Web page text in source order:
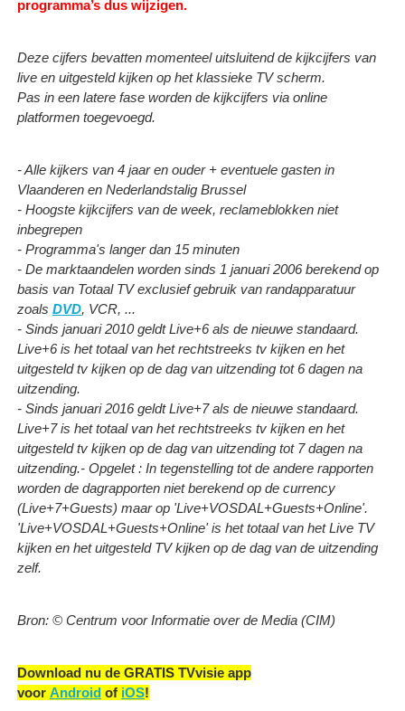
programma’s dus wijzigen.
Deze cijfers bevatten momenteel uitsluitend de kijkcijfers van
live en uitgesteld kijken op het klassieke TV scherm.
Pas in een latere fase worden de kijkcijfers via online
platformen toegevoegd.
- Alle kijkers van 4 jaar en ouder + eventuele gasten in
Vlaanderen en Nederlandstalig Brussel
- Hoogste kijkcijfers van de week, reclameblokken niet
inbegrepen
- Programma's langer dan 15 minuten
- De marktaandelen worden sinds 1 januari 2006 berekend op
basis van Totaal TV exclusief gebruik van randapparatuur
zoals DVD, VCR, ...
- Sinds januari 2010 geldt Live+6 als de nieuwe standaard.
Live+6 is het totaal van het rechtstreeks tv kijken en het
uitgesteld tv kijken op de dag van uitzending tot 6 dagen na
uitzending.
- Sinds januari 2016 geldt Live+7 als de nieuwe standaard.
Live+7 is het totaal van het rechtstreeks tv kijken en het
uitgesteld tv kijken op de dag van uitzending tot 7 dagen na
uitzending.- Opgelet : In tegenstelling tot de andere rapporten
worden de dagrapporten niet berekend op de currency
(Live+7+Guests) maar op 'Live+VOSDAL+Guests+Online'.
'Live+VOSDAL+Guests+Online' is het totaal van het Live TV
kijken en het uitgesteld TV kijken op de dag van de uitzending
zelf.
Bron: © Centrum voor Informatie over de Media (CIM)
Download nu de GRATIS TVvisie app
voor Android of iOS!